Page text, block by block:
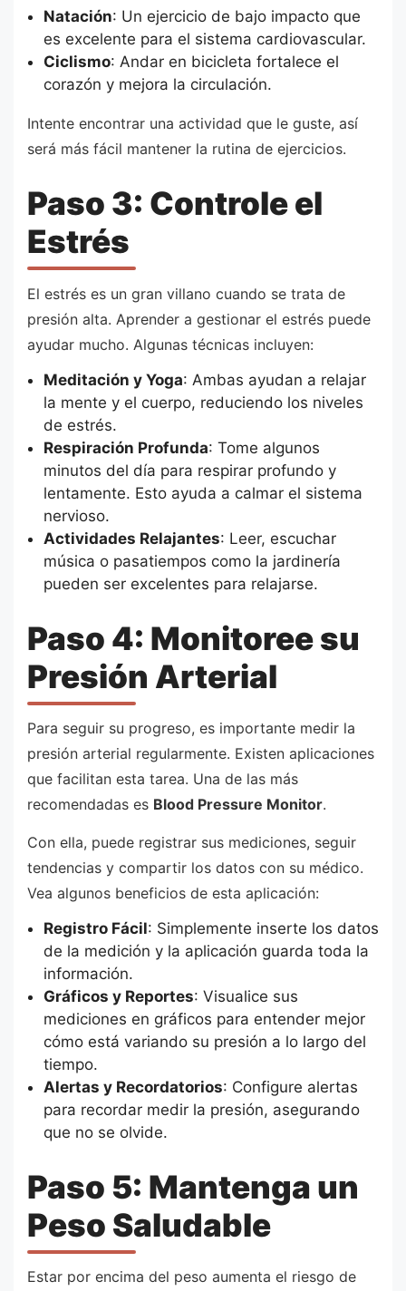
Natación: Un ejercicio de bajo impacto que
es excelente para el sistema cardiovascular.
Ciclismo: Andar en bicicleta fortalece el
corazón y mejora la circulación.
Intente encontrar una actividad que le guste, así
será más fácil mantener la rutina de ejercicios.
Paso 3: Controle el
Estrés
El estrés es un gran villano cuando se trata de
presión alta. Aprender a gestionar el estrés puede
ayudar mucho. Algunas técnicas incluyen:
Meditación y Yoga: Ambas ayudan a relajar
la mente y el cuerpo, reduciendo los niveles
de estrés.
Respiración Profunda: Tome algunos
minutos del día para respirar profundo y
lentamente. Esto ayuda a calmar el sistema
nervioso.
Actividades Relajantes: Leer, escuchar
música o pasatiempos como la jardinería
pueden ser excelentes para relajarse.
Paso 4: Monitoree su
Presión Arterial
Para seguir su progreso, es importante medir la
presión arterial regularmente. Existen aplicaciones
que facilitan esta tarea. Una de las más
recomendadas es Blood Pressure Monitor.
Con ella, puede registrar sus mediciones, seguir
tendencias y compartir los datos con su médico.
Vea algunos beneficios de esta aplicación:
Registro Fácil: Simplemente inserte los datos
de la medición y la aplicación guarda toda la
información.
Gráficos y Reportes: Visualice sus
mediciones en gráficos para entender mejor
cómo está variando su presión a lo largo del
tiempo.
Alertas y Recordatorios: Configure alertas
para recordar medir la presión, asegurando
que no se olvide.
Paso 5: Mantenga un
Peso Saludable
Estar por encima del peso aumenta el riesgo de